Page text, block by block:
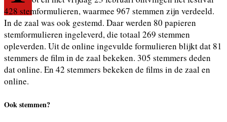
428 stemformulieren, waarmee 967 stemmen zijn verdeeld.
In de zaal was ook gestemd. Daar werden 80 papieren
stemformulieren ingeleverd, die totaal 269 stemmen
opleverden. Uit de online ingevulde formulieren blijkt dat 81
stemmers de film in de zaal bekeken. 305 stemmers deden
dat online. En 42 stemmers bekeken de films in de zaal en
online.
Ook stemmen?